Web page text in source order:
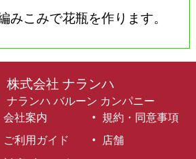
みこみで花瓶を作ります。
株式会社 ナランハ
ナランハ バルーン カンパニー
会社案内
規約・同意事項
ご利用ガイド
店舗